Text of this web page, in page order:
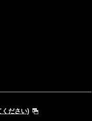
ださい)